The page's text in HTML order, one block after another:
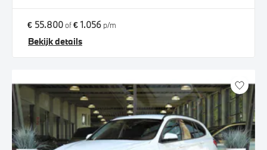
€ 55.800of€ 1.056 p/m
Bekijk details